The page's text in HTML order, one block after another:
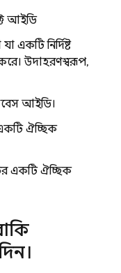
আইডি
একটি নির্দিষ্ট
উদাহরণস্বরূপ,
আইডি।
ঐচ্ছিক
একটি ঐচ্ছিক